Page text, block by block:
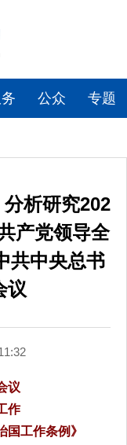
公众 专题
析研究202
产党领导全
共中央总书
议
议
作
工作条例》